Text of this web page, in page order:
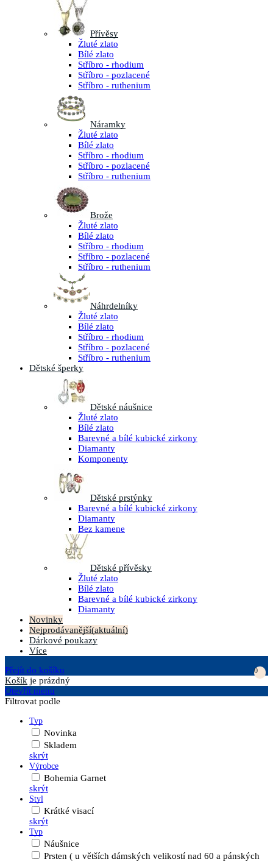
Přívěsy
Žluté zlato
Bílé zlato
Stříbro - rhodium
Stříbro - pozlacené
Stříbro - ruthenium
Náramky
Žluté zlato
Bílé zlato
Stříbro - rhodium
Stříbro - pozlacené
Stříbro - ruthenium
Brože
Žluté zlato
Bílé zlato
Stříbro - rhodium
Stříbro - pozlacené
Stříbro - ruthenium
Náhrdelníky
Žluté zlato
Bílé zlato
Stříbro - rhodium
Stříbro - pozlacené
Stříbro - ruthenium
Dětské šperky
Dětské náušnice
Žluté zlato
Bílé zlato
Barevné a bílé kubické zirkony
Diamanty
Komponenty
Dětské prstýnky
Barevné a bílé kubické zirkony
Diamanty
Bez kamene
Dětské přívěsky
Žluté zlato
Bílé zlato
Barevné a bílé kubické zirkony
Diamanty
Novinky
Nejprodávanější(aktuální)
Dárkové poukazy
Více
Přejít do košíku
0
Košík je prázdný
Otevřít menu
Filtrovat podle
Typ
Novinka
Skladem
skrýt
Výrobce
Bohemia Garnet
skrýt
Styl
Krátké visací
skrýt
Typ
Náušnice
Prsten ( u větších dámských velikostí nad 60 a pánských